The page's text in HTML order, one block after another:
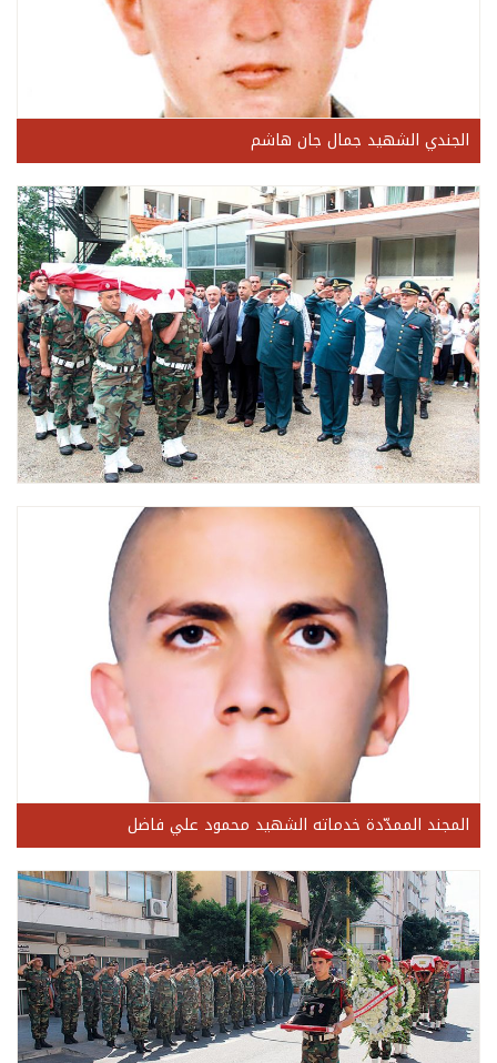
الجندي الشهيد جمال جان هاشم
المجند الممدّدة خدماته الشهيد محمود علي فاضل